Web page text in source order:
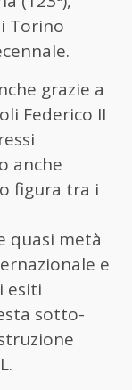
Torino
grazie a
Federico II
anche
figura tra i
quasi metà
e
esiti
sotto-